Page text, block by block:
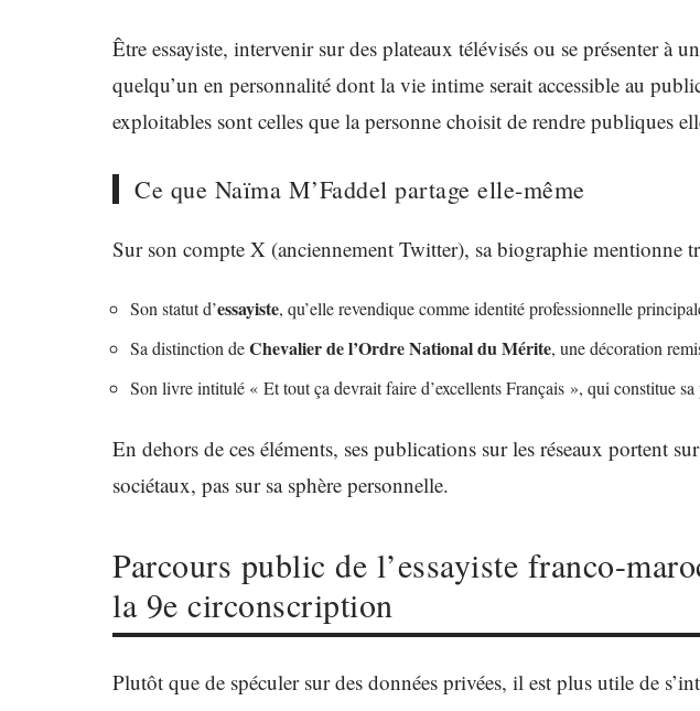
Être essayiste, intervenir sur des plateaux télévisés ou se présenter à
quelqu’un en personnalité dont la vie intime serait accessible au
exploitables sont celles que la personne choisit de rendre publiques
Ce que Naïma M’Faddel partage elle-même
Sur son compte X (anciennement Twitter), sa biographie mentionne
Son statut d’essayiste, qu’elle revendique comme identité professionnelle
Sa distinction deChevalier de l’Ordre National du Mérite, une décoration
Son livre intitulé « Et tout ça devrait faire d’excellents Français », qui constitue
En dehors de ces éléments, ses publications sur les réseaux portent
sociétaux, pas sur sa sphère personnelle.
Parcours public de l’essayiste franco-
la 9e circonscription
Plutôt que de spéculer sur des données privées, il est plus utile de